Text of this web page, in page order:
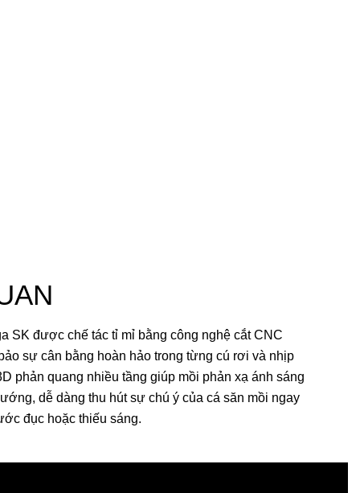
SK được chế tác tỉ mỉ bằng công nghệ cắt CNC
sự cân bằng hoàn hảo trong từng cú rơi và nhịp
phản quang nhiều tầng giúp mồi phản xạ ánh sáng
dễ dàng thu hút sự chú ý của cá săn mồi ngay
đục hoặc thiếu sáng.